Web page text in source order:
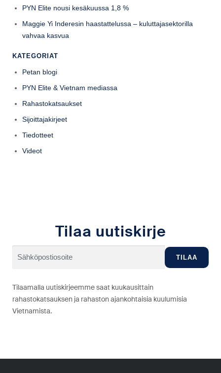
PYN Elite nousi kesäkuussa 1,8 %
Maggie Yi Inderesin haastattelussa – kuluttajasektorilla
vahvaa kasvua
KATEGORIAT
Petan blogi
PYN Elite & Vietnam mediassa
Rahastokatsaukset
Sijoittajakirjeet
Tiedotteet
Videot
Tilaa uutiskirje
Tilaamalla uutiskirjeemme saat kuukausittain
rahastokatsauksen ja rahaston ajankohtaisia kuulumisia
Vietnamista.